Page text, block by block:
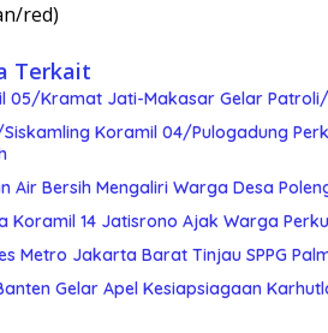
red)
Terkait
05/Kramat Jati-Makasar Gelar
Koramil 04/Pulogadung
Air Bersih Mengaliri Warga Desa
Koramil 14 Jatisrono Ajak Warga
Metro Jakarta Barat Tinjau SPPG
Gelar Apel Kesiapsiagaan